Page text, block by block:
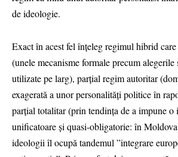
de ideologie.
Exact în acest fel înțeleg regimul hibrid
(unele mecanisme formale precum alegerile
utilizate pe larg), parțial regim autoritar
exagerată a unor personalități politice în
parțial totalitar (prin tendința de a impune o
unificatoare și quasi-obligatorie: în
ideologii îl ocupă tandemul ”integrare